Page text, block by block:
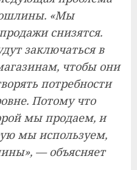
«Мы
снизятся.
заключаться в
чтобы они
потребности
Потому что
мы продаем, и
мы используем,
— объясняет